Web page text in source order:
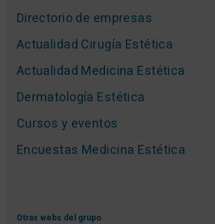
Directorio de empresas
Actualidad Cirugía Estética
Actualidad Medicina Estética
Dermatología Estética
Cursos y eventos
Encuestas Medicina Estética
Otras webs del grupo